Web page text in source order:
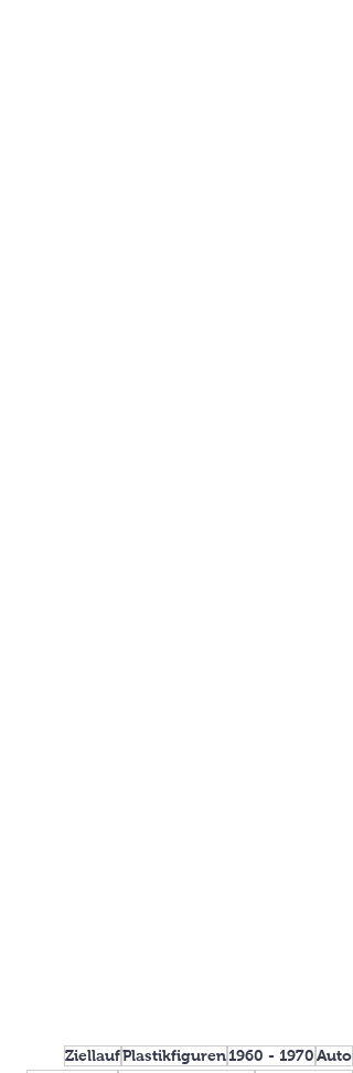
ZiellaufPlastikfiguren1960 - 1970Auto